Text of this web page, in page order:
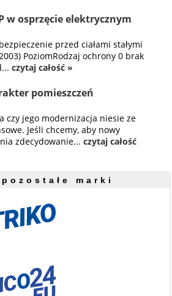
w osprzęcie elektrycznym
przed ciałami stałymi
PoziomRodzaj ochrony 0 brak
czytaj całość »
pomieszczeń
czy jego modernizacja niesie ze
Jeśli chcemy, aby nowy
zdecydowanie...czytaj całość
marki